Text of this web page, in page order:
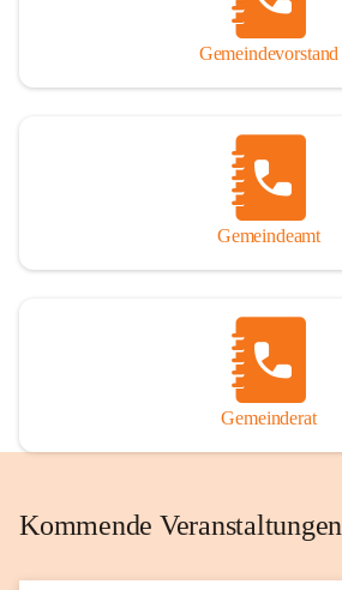
Gemeindevorstand
Gemeindeamt
Gemeinderat
Kommende Veranstaltungen